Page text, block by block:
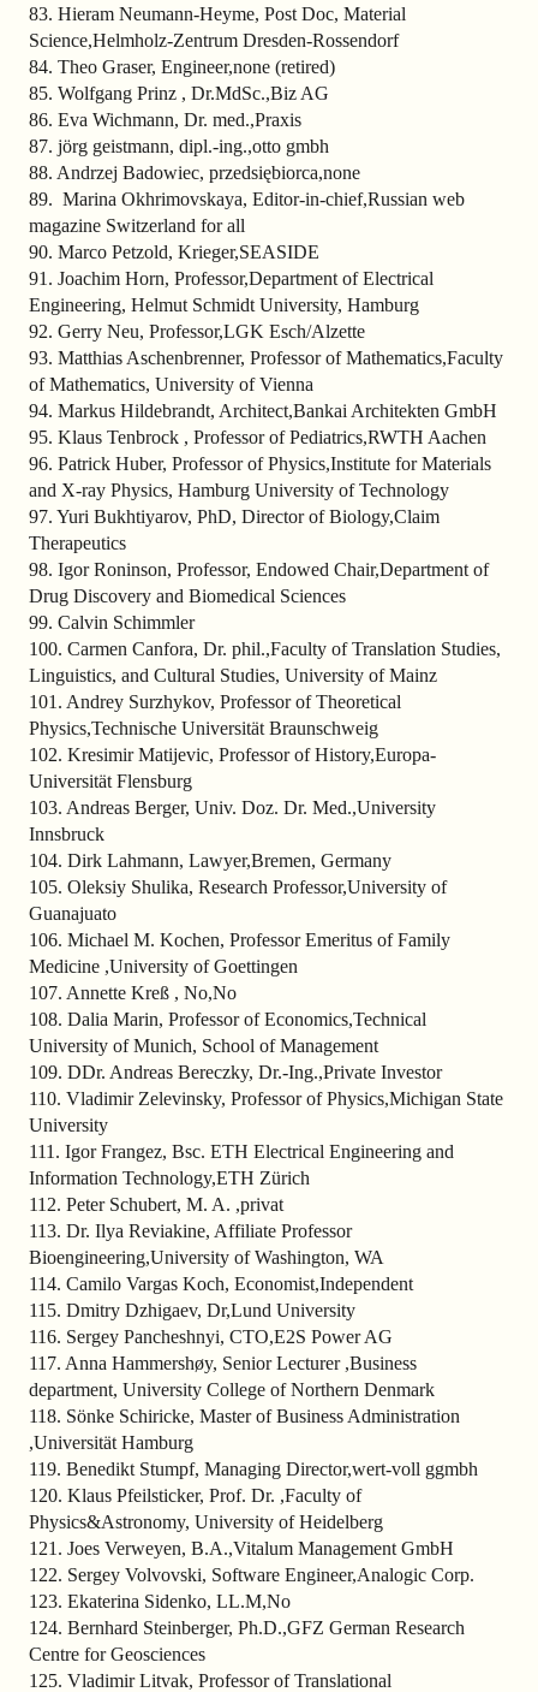
83. Hieram Neumann-Heyme, Post Doc, Material
Science,Helmholz-Zentrum Dresden-Rossendorf
84. Theo Graser, Engineer,none (retired)
85. Wolfgang Prinz , Dr.MdSc.,Biz AG
86. Eva Wichmann, Dr. med.,Praxis
87. jörg geistmann, dipl.-ing.,otto gmbh
88. Andrzej Badowiec, przedsiębiorca,none
89. Marina Okhrimovskaya, Editor-in-chief,Russian web
magazine Switzerland for all
90. Marco Petzold, Krieger,SEASIDE
91. Joachim Horn, Professor,Department of Electrical
Engineering, Helmut Schmidt University, Hamburg
92. Gerry Neu, Professor,LGK Esch/Alzette
93. Matthias Aschenbrenner, Professor of Mathematics,Faculty
of Mathematics, University of Vienna
94. Markus Hildebrandt, Architect,Bankai Architekten GmbH
95. Klaus Tenbrock , Professor of Pediatrics,RWTH Aachen
96. Patrick Huber, Professor of Physics,Institute for Materials
and X-ray Physics, Hamburg University of Technology
97. Yuri Bukhtiyarov, PhD, Director of Biology,Claim
Therapeutics
98. Igor Roninson, Professor, Endowed Chair,Department of
Drug Discovery and Biomedical Sciences
99. Calvin Schimmler
100. Carmen Canfora, Dr. phil.,Faculty of Translation Studies,
Linguistics, and Cultural Studies, University of Mainz
101. Andrey Surzhykov, Professor of Theoretical
Physics,Technische Universität Braunschweig
102. Kresimir Matijevic, Professor of History,Europa-
Universität Flensburg
103. Andreas Berger, Univ. Doz. Dr. Med.,University
Innsbruck
104. Dirk Lahmann, Lawyer,Bremen, Germany
105. Oleksiy Shulika, Research Professor,University of
Guanajuato
106. Michael M. Kochen, Professor Emeritus of Family
Medicine ,University of Goettingen
107. Annette Kreß , No,No
108. Dalia Marin, Professor of Economics,Technical
University of Munich, School of Management
109. DDr. Andreas Bereczky, Dr.-Ing.,Private Investor
110. Vladimir Zelevinsky, Professor of Physics,Michigan State
University
111. Igor Frangez, Bsc. ETH Electrical Engineering and
Information Technology,ETH Zürich
112. Peter Schubert, M. A. ,privat
113. Dr. Ilya Reviakine, Affiliate Professor
Bioengineering,University of Washington, WA
114. Camilo Vargas Koch, Economist,Independent
115. Dmitry Dzhigaev, Dr,Lund University
116. Sergey Pancheshnyi, CTO,E2S Power AG
117. Anna Hammershøy, Senior Lecturer ,Business
department, University College of Northern Denmark
118. Sönke Schiricke, Master of Business Administration
,Universität Hamburg
119. Benedikt Stumpf, Managing Director,wert-voll ggmbh
120. Klaus Pfeilsticker, Prof. Dr. ,Faculty of
Physics&Astronomy, University of Heidelberg
121. Joes Verweyen, B.A.,Vitalum Management GmbH
122. Sergey Volvovski, Software Engineer,Analogic Corp.
123. Ekaterina Sidenko, LL.M,No
124. Bernhard Steinberger, Ph.D.,GFZ German Research
Centre for Geosciences
125. Vladimir Litvak, Professor of Translational